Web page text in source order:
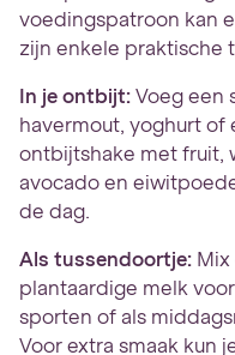
voedingspatroon kan
zijn enkele praktische
In je ontbijt: Voeg een
havermout, yoghurt of
ontbijtshake met fruit,
avocado en
de dag.
Als tussendoortje:
plantaardige melk
sporten of als
Voor extra smaak kun